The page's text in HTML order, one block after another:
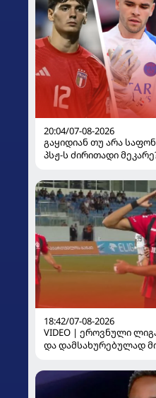
20:04/07-08-2026
გაყიდიან თუ არა
პსჟ-ს ძირითადი
18:42/07-08-2026
VIDEO | ეროვნული
და დამსახურებულად